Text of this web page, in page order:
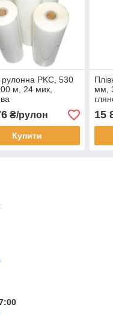
рулонна PKC, 530
м, 24 мик,
₴/рулон
Купити
мм,
15